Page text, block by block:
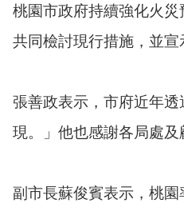
桃園市政府持續強化火
共同檢討現行措施，並宣
張善政表示，市府近年
現。」他也感謝各局處及
副市長蘇俊賓表示，桃